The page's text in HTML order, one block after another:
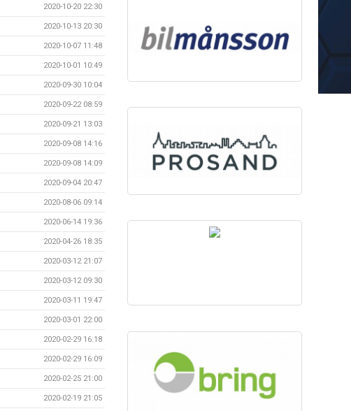
2020-10-20 22:30
2020-10-13 20:30
2020-10-07 11:48
2020-10-01 10:49
2020-09-30 10:04
2020-09-22 08:59
2020-09-21 13:03
2020-09-08 14:16
2020-09-08 14:09
2020-09-04 20:47
2020-08-06 09:14
2020-06-14 19:36
2020-04-26 18:35
2020-03-12 21:07
2020-03-12 09:30
2020-03-11 19:47
2020-03-01 22:00
2020-02-29 16:18
2020-02-29 16:09
2020-02-25 21:00
2020-02-19 21:05